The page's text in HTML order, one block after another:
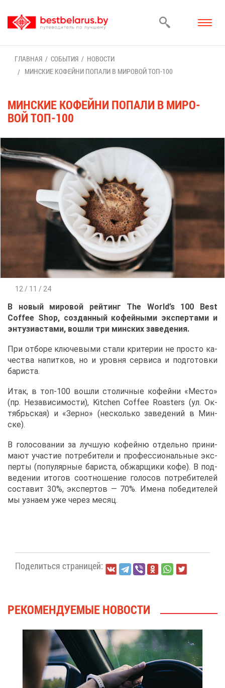
ГЛАВ­НАЯ СО­БЫ­ТИЯ
НО­ВО­СТИ
МИН­СКИЕ КО­ФЕЙ­НИ ПО­ПА­ЛИ В МИ­РО­ВОЙ ТОП-100
МИН­СКИЕ КО­ФЕЙ­НИ ПО­ПА­ЛИ В МИ­РО­
ВОЙ ТОП-100
12 / 11 / 24
В но­вый ми­ро­вой рей­тинг The World’s 100 Best
Coffee Shop, со­здан­ный ко­фей­ны­ми экс­пер­та­ми и
эн­ту­зи­а­ста­ми, во­шли три мин­ских за­ве­де­ния.
При от­бо­ре клю­че­вы­ми ста­ли кри­те­рии не про­сто ка­
че­ства на­пит­ков, но и уров­ня сер­ви­са и под­го­тов­ки
ба­ри­ста.
Итак, в топ-100 во­шли сто­лич­ные ко­фей­ни «Ме­сто»
(пр. Неза­ви­си­мо­сти), Kitchen Coffee Roasters (ул. Ок­
тябрь­ская) и «Зер­но» (несколь­ко за­ве­де­ний в Мин­
ске).
В го­ло­со­ва­нии за луч­шую ко­фей­ню от­дель­но при­ни­
ма­ют уча­стие по­тре­би­те­ли и про­фес­си­о­наль­ные экс­
пер­ты (по­пу­ляр­ные ба­ри­ста, об­жар­щи­ки ко­фе). В под­
ве­де­нии ито­гов со­от­но­ше­ние го­ло­сов по­тре­би­те­лей
со­ста­вит 30%, экс­пер­тов — 70%. Име­на по­бе­ди­те­лей
мы узна­ем уже че­рез ме­сяц.
По­де­лить­ся стра­ни­цей:
РЕ­КО­МЕН­ДУ­Е­МЫЕ НО­ВО­СТИ